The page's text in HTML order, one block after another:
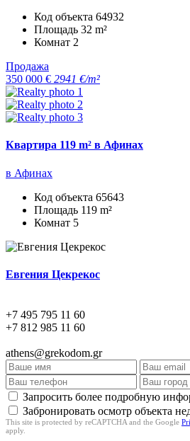
Код объекта 64932
Площадь 32 m²
Комнат 2
Продажа
350 000 € 2941 €/m²
Квартира 119 m² в Афинах
в Афинах
Код объекта 65643
Площадь 119 m²
Комнат 5
Евгения Цекрекос
+7 495 795 11 60
+7 812 985 11 60
athens@grekodom.gr
Запросить более подробную
Забронировать осмотр объекта
This site is protected by reCAPTCHA and the Google
apply.